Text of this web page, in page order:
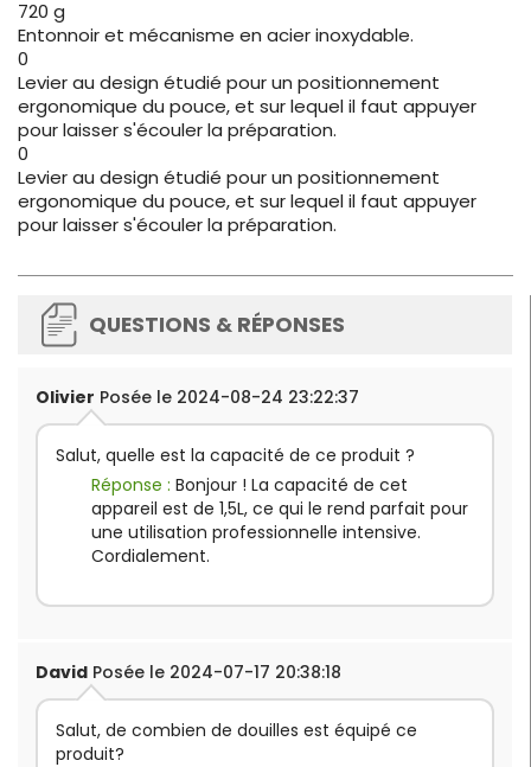
720 g
Entonnoir et mécanisme en acier inoxydable.
0
Levier au design étudié pour un positionnement
ergonomique du pouce, et sur lequel il faut appuyer
pour laisser s'écouler la préparation.
0
Levier au design étudié pour un positionnement
ergonomique du pouce, et sur lequel il faut appuyer
pour laisser s'écouler la préparation.
QUESTIONS & RÉPONSES
Olivier Posée le 2024-08-24 23:22:37
Salut, quelle est la capacité de ce produit ?
Réponse : Bonjour ! La capacité de cet
appareil est de 1,5L, ce qui le rend parfait pour
une utilisation professionnelle intensive.
Cordialement.
David Posée le 2024-07-17 20:38:18
Salut, de combien de douilles est équipé ce
produit?